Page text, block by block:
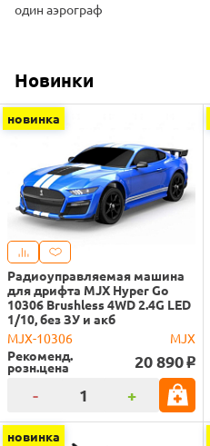
один аэрограф
Новинки
новинка
Радиоуправляемая машина
для дрифта MJX Hyper Go
10306 Brushless 4WD 2.4G LED
1/10, без ЗУ и акб
MJX-10306
MJX
Рекоменд.
розн.цена 20 890 o
- +
новинка